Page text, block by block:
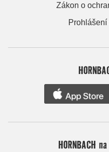
Zákon o
Prohlášení
HORNBACH